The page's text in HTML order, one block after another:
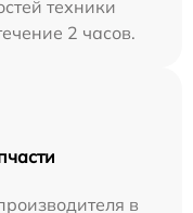
техники
2 часов.
в